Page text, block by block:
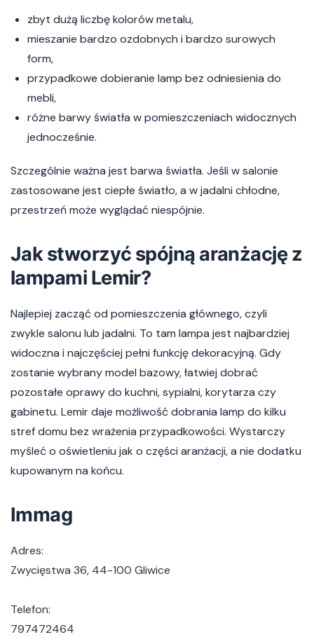
zbyt dużą liczbę kolorów metalu,
mieszanie bardzo ozdobnych i bardzo surowych
form,
przypadkowe dobieranie lamp bez odniesienia do
mebli,
różne barwy światła w pomieszczeniach widocznych
jednocześnie.
Szczególnie ważna jest barwa światła. Jeśli w salonie
zastosowane jest ciepłe światło, a w jadalni chłodne,
przestrzeń może wyglądać niespójnie.
Jak stworzyć spójną aranżację z
lampami Lemir?
Najlepiej zacząć od pomieszczenia głównego, czyli
zwykle salonu lub jadalni. To tam lampa jest najbardziej
widoczna i najczęściej pełni funkcję dekoracyjną. Gdy
zostanie wybrany model bazowy, łatwiej dobrać
pozostałe oprawy do kuchni, sypialni, korytarza czy
gabinetu. Lemir daje możliwość dobrania lamp do kilku
stref domu bez wrażenia przypadkowości. Wystarczy
myśleć o oświetleniu jak o części aranżacji, a nie dodatku
kupowanym na końcu.
Immag
Adres:
Zwycięstwa 36, 44-100 Gliwice
Telefon:
797472464